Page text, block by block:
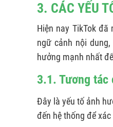
3. CÁC YẾU
Hiện nay TikTok
ngữ cảnh nội
hưởng mạnh nhất
3.1. Tương tác
Đây là yếu tố ảnh
đến hệ thống để